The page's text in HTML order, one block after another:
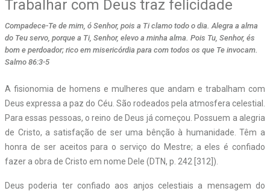
Trabalhar com Deus traz felicidade
Compadece-Te de mim, ó Senhor, pois a Ti clamo todo o dia. Alegra a alma
do Teu servo, porque a Ti, Senhor, elevo a minha alma. Pois Tu, Senhor, és
bom e perdoador; rico em misericórdia para com todos os que Te invocam.
Salmo 86:3-5
A fisionomia de homens e mulheres que andam e trabalham com
Deus expressa a paz do Céu. São rodeados pela atmosfera celestial.
Para essas pessoas, o reino de Deus já começou. Possuem a alegria
de Cristo, a satisfação de ser uma bênção à humanidade. Têm a
honra de ser aceitos para o serviço do Mestre; a eles é confiado
fazer a obra de Cristo em nome Dele (DTN, p. 242 [312]).
Deus poderia ter confiado aos anjos celestiais a mensagem do